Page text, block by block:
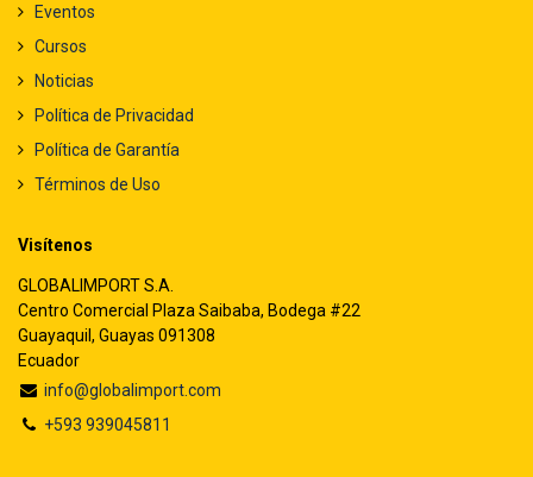
Eventos
Cursos
Noticias
Política de Privacidad
Política de Garantía
Términos de Uso
Visítenos
GLOBALIMPORT S.A.
Centro Comercial Plaza Saibaba, Bodega #22
Guayaquil, Guayas 091308
Ecuador
info@globalimport.com
+593 939045811